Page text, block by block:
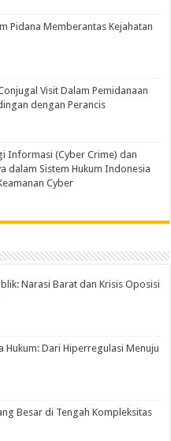
Pidana Memberantas Kejahatan
Visit Dalam Pemidanaan
dengan Perancis
Informasi (Cyber Crime) dan
dalam Sistem Hukum Indonesia
Cyber
Narasi Barat dan Krisis Oposisi
Hukum: Dari Hiperregulasi Menuju
Besar di Tengah Kompleksitas